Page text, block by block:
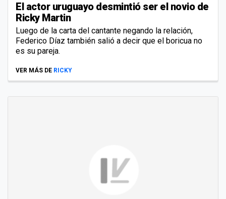
El actor uruguayo desmintió ser el novio de
Ricky Martin
Luego de la carta del cantante negando la relación,
Federico Díaz también salió a decir que el boricua no
es su pareja.
VER MÁS DE RICKY